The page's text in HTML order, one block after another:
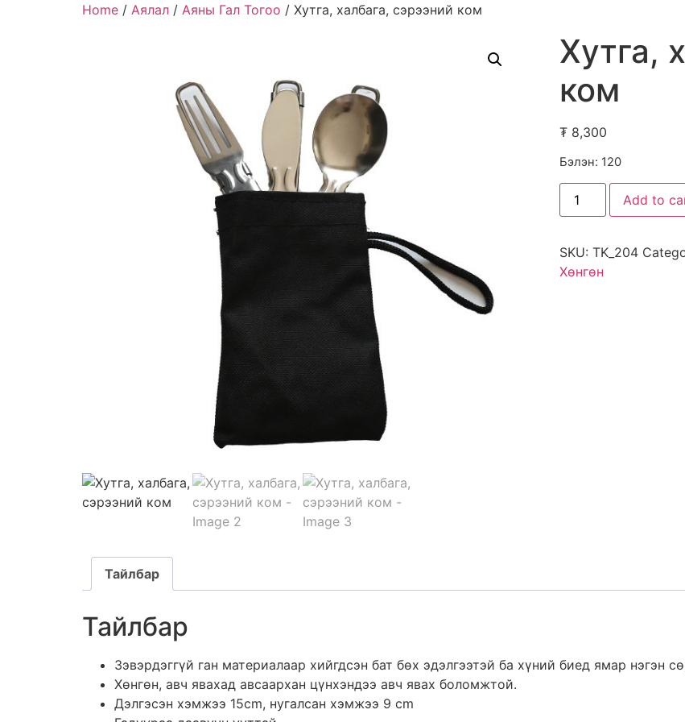
Home / Аялал / Аяны Гал Тогоо / Хутга, халбага, сэрээний ком
Хутга,
ком
₮8,300
Бэлэн: 120
Хутга,
халбага,
сэрээний
Add to
SKU: TK_204
Хөнгөн
Тайлбар
Тайлбар
Зэвэрдэггүй ган материалаар хийгдсэн бат бөх эдэлгээтэй ба хүний биед ямар нэгэн
Хөнгөн, авч явахад авсаархан цүнхэндээ авч явах боломжтой.
Дэлгэсэн хэмжээ 15cm, нугалсан хэмжээ 9 cm